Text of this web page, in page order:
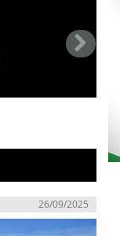
26/09/2025